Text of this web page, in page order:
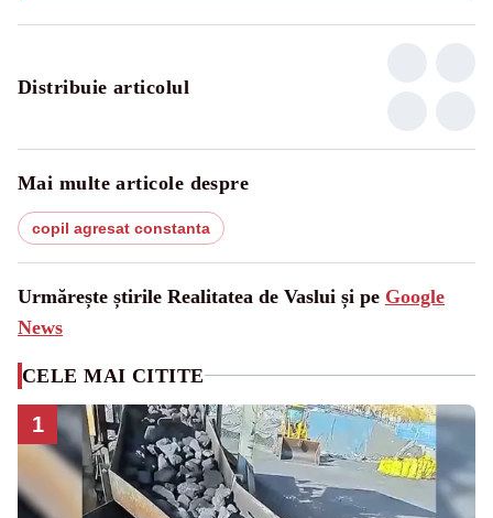
Distribuie articolul
Mai multe articole despre
copil agresat constanta
Urmărește știrile Realitatea de Vaslui și pe Google
News
CELE MAI CITITE
1